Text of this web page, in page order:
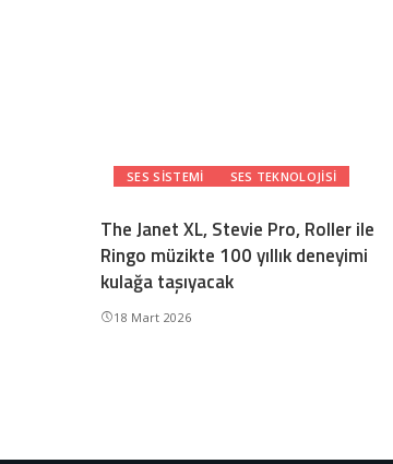
SES SISTEMI SES TEKNOLOJISI
The Janet XL, Stevie Pro, Roller ile
Ringo müzikte 100 yıllık deneyimi
kulağa taşıyacak
18 Mart 2026